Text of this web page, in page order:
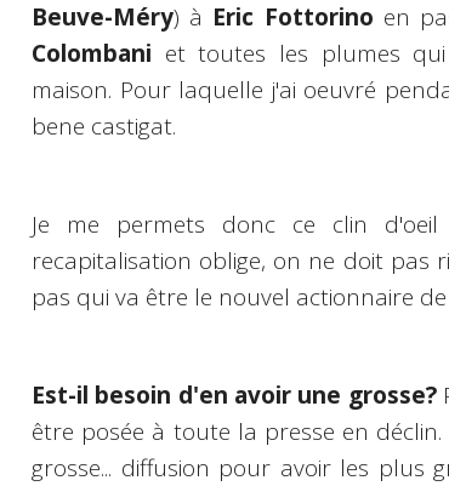
Beuve-Méry) à Eric Fottorino en
Colombani et toutes les plumes
maison. Pour laquelle j'ai oeuvré
bene castigat.
Je me permets donc ce clin
recapitalisation oblige, on ne doit
pas qui va être le nouvel actionnaire
Est-il besoin d'en avoir une grosse?
être posée à toute la presse en
grosse... diffusion pour avoir les plus